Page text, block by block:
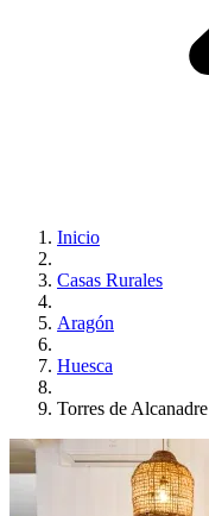
Inicio
Casas Rurales
Aragón
Huesca
Torres de Alcanadre